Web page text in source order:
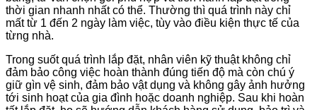
thời gian nhanh nhất có thể. Thường thì quá trình này chỉ
mất từ 1 đến 2 ngày làm việc, tùy vào điều kiện thực tế của
từng nhà.
Trong suốt quá trình lắp đặt, nhân viên kỹ thuật không chỉ
đảm bảo công việc hoàn thành đúng tiến độ mà còn chú ý
giữ gìn vệ sinh, đảm bảo vật dụng và không gây ảnh hưởng
tới sinh hoạt của gia đình hoặc doanh nghiệp. Sau khi hoàn